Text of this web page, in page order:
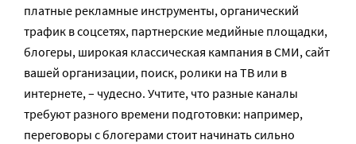
платные рекламные инструменты, органический
трафик в соцсетях, партнерские медийные площадки,
блогеры, широкая классическая кампания в СМИ, сайт
вашей организации, поиск, ролики на ТВ или в
интернете, – чудесно. Учтите, что разные каналы
требуют разного времени подготовки: например,
переговоры с блогерами стоит начинать сильно